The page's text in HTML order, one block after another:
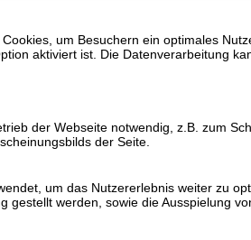
um Besuchern ein optimales
aktiviert ist. Die Datenverarbeitung
der Webseite notwendig, z.B. zum
der Seite.
um das Nutzererlebnis weiter zu
gestellt werden, sowie die Ausspielung